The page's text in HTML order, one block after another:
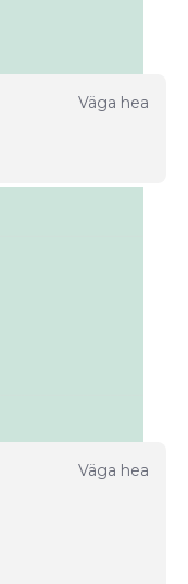
Väga hea
Väga hea